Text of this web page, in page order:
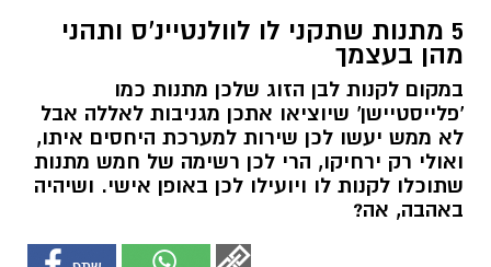
5 מתנות שתקני לו לוולנטיינ'ס ותהני
מהן בעצמך
במקום לקנות לבן הזוג שלכן מתנות כמו
'פלייסטיישן' שיוציאו אתכן מגניבות לאללה אבל
לא ממש יעשו לכן שירות למערכת היחסים איתו,
ואולי רק ירחיקו, הרי לכן רשימה של חמש מתנות
שתוכלו לקנות לו ויועילו לכן באופן אישי. ושיהיה
באהבה, אה?